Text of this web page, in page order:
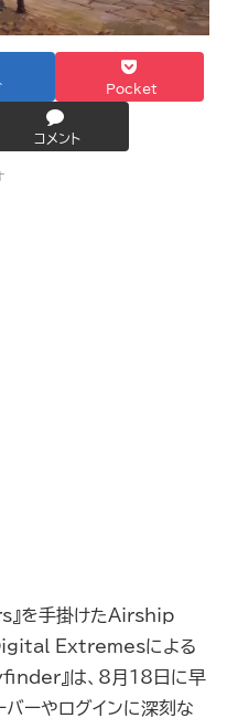
Pocket
コメント
』を手掛けたAirship
Extremesによる
』は、8月18日に早
バーやログインに深刻な